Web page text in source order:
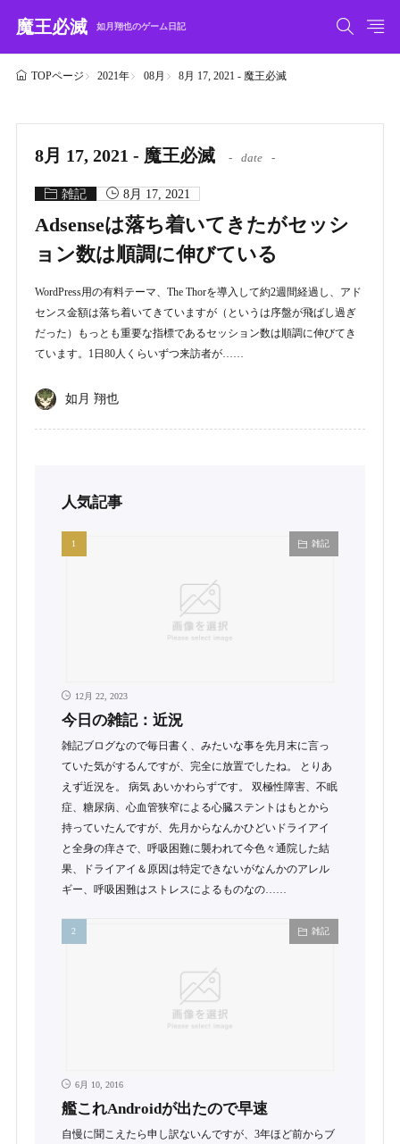
魔王必滅 如月翔也のゲーム日記
TOPページ 2021年 08月 8月 17, 2021 - 魔王必滅
8月 17, 2021 - 魔王必滅 date
雑記 8月 17, 2021
Adsenseは落ち着いてきたがセッシ
ョン数は順調に伸びている
WordPress用の有料テーマ、The Thorを導入して約2週間経過し、アド
センス金額は落ち着いてきていますが（というは序盤が飛ばし過ぎ
だった）もっとも重要な指標であるセッション数は順調に伸びてき
ています。1日80人くらいずつ来訪者が……
如月 翔也
人気記事
雑記
12月 22, 2023
今日の雑記：近況
雑記ブログなので毎日書く、みたいな事を先月末に言っ
ていた気がするんですが、完全に放置でしたね。 とりあ
えず近況を。 病気 あいかわらずです。 双極性障害、不眠
症、糖尿病、心血管狭窄による心臓ステントはもとから
持っていたんですが、先月からなんかひどいドライアイ
と全身の痒さで、呼吸困難に襲われて今色々通院した結
果、ドライアイ＆原因は特定できないがなんかのアレル
ギー、呼吸困難はストレスによるものなの……
雑記
6月 10, 2016
艦これAndroidが出たので早速
自慢に聞こえたら申し訳ないんですが、3年ほど前からブ